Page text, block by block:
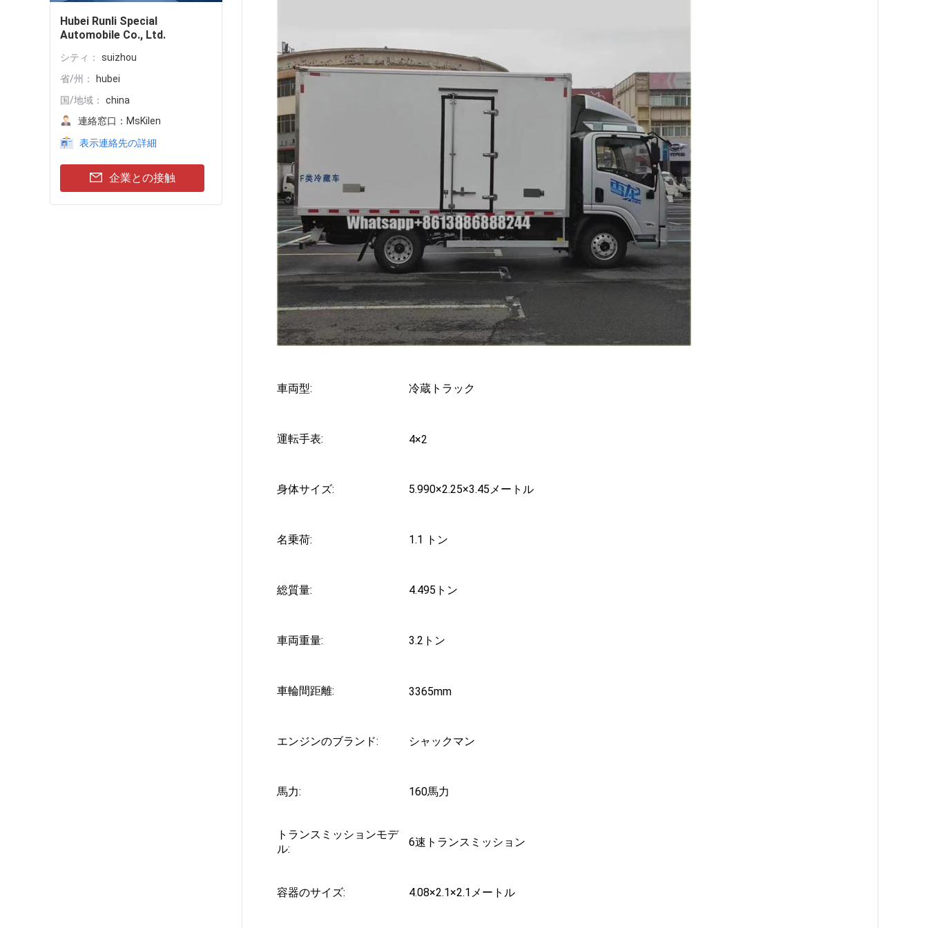
Hubei Runli Special
Automobile Co., Ltd.
シティ：
suizhou
省/州：
hubei
国/地域：
china
連絡窓口： MsKilen
表示連絡先の詳細
企業との接触
車両型: 冷蔵トラック
運転手表: 4×2
身体サイズ: 5.990×2.25×3.45メートル
名乗荷: 1.1 トン
総質量: 4.495トン
車両重量: 3.2トン
車輪間距離: 3365mm
エンジンのブランド: シャックマン
馬力: 160馬力
トランスミッションモデ
ル:
6速トランスミッション
容器のサイズ: 4.08×2.1×2.1メートル